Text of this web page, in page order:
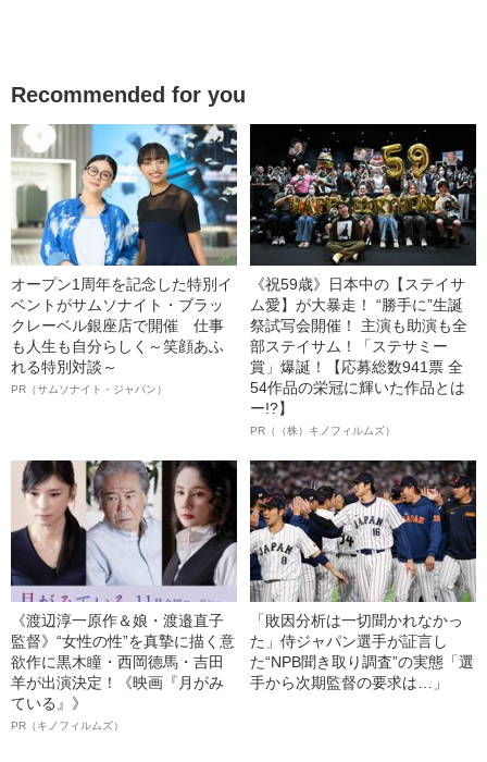
Recommended for you
オープン1周年を記念した特別イ
ベントがサムソナイト・ブラッ
クレーベル銀座店で開催 仕事
も人生も自分らしく～笑顔あふ
れる特別対談～
PR（サムソナイト・ジャパン）
《祝59歳》日本中の【ステイサ
ム愛】が大暴走！ “勝手に”生誕
祭試写会開催！ 主演も助演も全
部ステイサム！「ステサミー
賞」爆誕！【応募総数941票 全
54作品の栄冠に輝いた作品とは
ー!?】
PR（（株）キノフィルムズ）
《渡辺淳一原作＆娘・渡邉直子
監督》“女性の性”を真摯に描く意
欲作に黒木瞳・西岡德馬・吉田
羊が出演決定！《映画『月がみ
ている』》
PR（キノフィルムズ）
「敗因分析は一切聞かれなかっ
た」侍ジャパン選手が証言し
た“NPB聞き取り調査”の実態「選
手から次期監督の要求は…」